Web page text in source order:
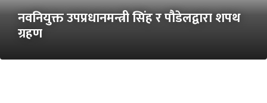
नवनियुक्त उपप्रधानमन्त्री सिंह र पौडेलद्वारा शपथ
ग्रहण